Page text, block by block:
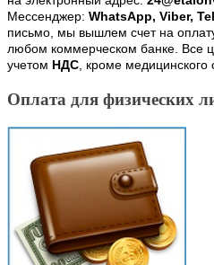
Мессенджер: WhatsApp, Viber,
письмо, мы вышлем счет на
любом коммерческом банке. Все
учетом НДС, кроме медицинского
Оплата для физических